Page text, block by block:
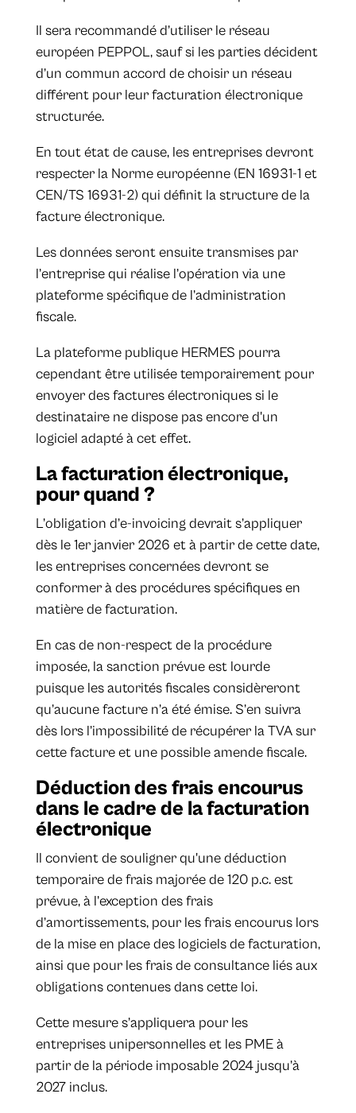
Il sera recommandé d’utiliser le réseau
européen PEPPOL, sauf si les parties décident
d’un commun accord de choisir un réseau
différent pour leur facturation électronique
structurée.
En tout état de cause, les entreprises devront
respecter la Norme européenne (EN 16931-1 et
CEN/TS 16931-2) qui définit la structure de la
facture électronique.
Les données seront ensuite transmises par
l’entreprise qui réalise l’opération via une
plateforme spécifique de l’administration
fiscale.
La plateforme publique HERMES pourra
cependant être utilisée temporairement pour
envoyer des factures électroniques si le
destinataire ne dispose pas encore d'un
logiciel adapté à cet effet.
La facturation électronique,
pour quand ?
L’obligation d’e-invoicing devrait s’appliquer
dès le 1er janvier 2026 et à partir de cette date,
les entreprises concernées devront se
conformer à des procédures spécifiques en
matière de facturation.
En cas de non-respect de la procédure
imposée, la sanction prévue est lourde
puisque les autorités fiscales considèreront
qu’aucune facture n’a été émise. S’en suivra
dès lors l’impossibilité de récupérer la TVA sur
cette facture et une possible amende fiscale.
Déduction des frais encourus
dans le cadre de la facturation
électronique
Il convient de souligner qu'une déduction
temporaire de frais majorée de 120 p.c. est
prévue, à l’exception des frais
d’amortissements, pour les frais encourus lors
de la mise en place des logiciels de facturation,
ainsi que pour les frais de consultance liés aux
obligations contenues dans cette loi.
Cette mesure s’appliquera pour les
entreprises unipersonnelles et les PME à
partir de la période imposable 2024 jusqu’à
2027 inclus.